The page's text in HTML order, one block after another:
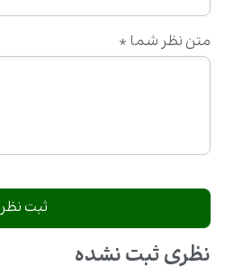
متن نظر شما *
نظری ثبت نشده